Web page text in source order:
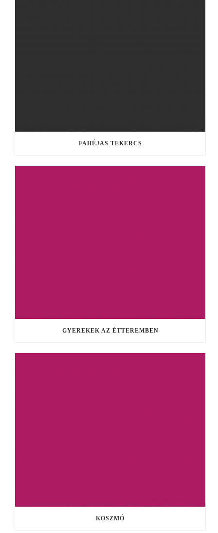
FAHÉJAS TEKERCS
GYEREKEK AZ ÉTTEREMBEN
KOSZMÓ